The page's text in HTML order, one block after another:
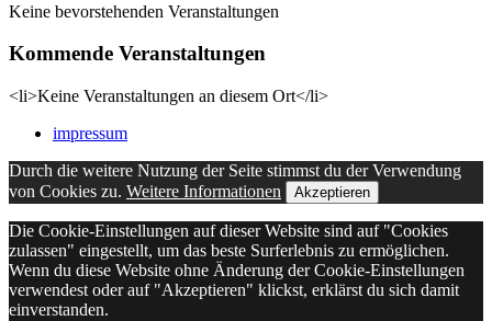
Keine bevorstehenden Veranstaltungen
Kommende Veranstaltungen
<li>Keine Veranstaltungen an diesem Ort</li>
impressum
Durch die weitere Nutzung der Seite stimmst du der Verwendung
von Cookies zu. Weitere Informationen Akzeptieren
Die Cookie-Einstellungen auf dieser Website sind auf "Cookies
zulassen" eingestellt, um das beste Surferlebnis zu ermöglichen.
Wenn du diese Website ohne Änderung der Cookie-Einstellungen
verwendest oder auf "Akzeptieren" klickst, erklärst du sich damit
einverstanden.